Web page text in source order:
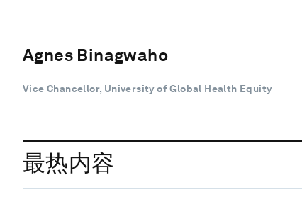
Agnes Binagwaho
Vice Chancellor, University of Global Health Equity
最热内容